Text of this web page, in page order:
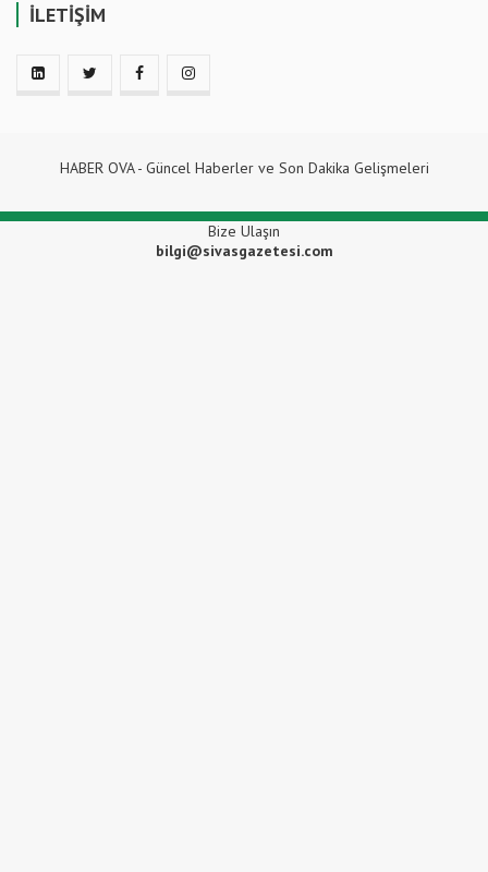
İLETİŞİM
HABER OVA - Güncel Haberler ve Son Dakika Gelişmeleri
Bize Ulaşın
bilgi@sivasgazetesi.com